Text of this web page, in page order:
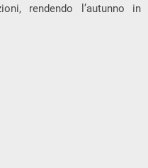
rendendo l’autunno in